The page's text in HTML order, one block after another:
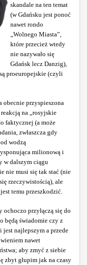
skandale na ten temat
(w Gdańsku jest ponoć
nawet rondo
„Wolnego Miasta”,
które przecież wtedy
nie nazywało się
Gdańsk lecz Danzig),
proeuropejskie (czyli
obecnie przyspieszona
na „rosyjskie
faktycznej (a może
zwłaszcza gdy
wodzą
milionową i
w dalszym ciągu
nie musi się tak stać (nie
rzeczywistością), ale
temu przeszkodzić.
przyłączą się do
będą świadomie czy z
jest najlepszym a przede
nawet
aby zmyć z siebie
zbyt głupim jak na czasy